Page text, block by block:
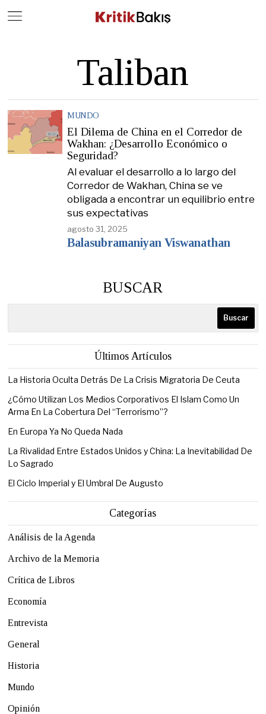
Taliban
MUNDO
El Dilema de China en el Corredor de
Wakhan: ¿Desarrollo Económico o
Seguridad?
Al evaluar el desarrollo a lo largo del
Corredor de Wakhan, China se ve
obligada a encontrar un equilibrio entre
sus expectativas
agosto 31, 2025
Balasubramaniyan Viswanathan
BUSCAR
Buscar
Últimos Artículos
La Historia Oculta Detrás De La Crisis Migratoria De Ceuta
¿Cómo Utilizan Los Medios Corporativos El Islam Como Un
Arma En La Cobertura Del “Terrorismo”?
En Europa Ya No Queda Nada
La Rivalidad Entre Estados Unidos y China: La Inevitabilidad De
Lo Sagrado
El Ciclo Imperial y El Umbral De Augusto
Categorías
Análisis de la Agenda
Archivo de la Memoria
Crítica de Libros
Economía
Entrevista
General
Historia
Mundo
Opinión